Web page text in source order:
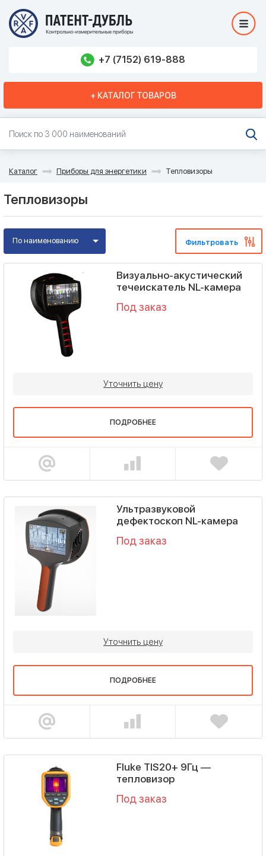
+7 (7152) 619-888
+ КАТАЛОГ ТОВАРОВ
Каталог Приборы для энергетики Тепловизоры
Тепловизоры
По наименованию Фильтровать
Визуально-акустический
течеискатель NL-камера
Под заказ
Уточнить цену
ПОДРОБНЕЕ
Ультразвуковой
дефектоскоп NL-камера
Под заказ
Уточнить цену
ПОДРОБНЕЕ
Fluke TIS20+ 9Гц —
тепловизор
Под заказ